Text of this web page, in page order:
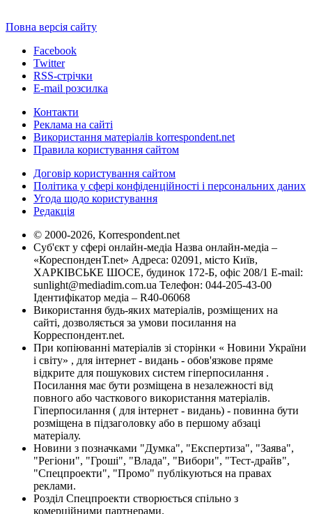
Повна версія сайту
Facebook
Twitter
RSS-стрічки
E-mail розсилка
Контакти
Реклама на сайті
Використання матеріалів korrespondent.net
Правила користування сайтом
Договір користування сайтом
Політика у сфері конфіденційності і персональних даних
Угода щодо користування
Редакція
© 2000-2026, Korrespondent.net
Суб'єкт у сфері онлайн-медіа Назва онлайн-медіа –
«КореспонденТ.net» Адреса: 02091, місто Київ,
ХАРКІВСЬКЕ ШОСЕ, будинок 172-Б, офіс 208/1 E-mail:
sunlight@mediadim.com.ua Телефон: 044-205-43-00
Ідентифікатор медіа – R40-06068
Використання будь-яких матеріалів, розміщених на
сайті, дозволяється за умови посилання на
Корреспондент.net.
При копіюванні матеріалів зі сторінки « Новини України
і світу» , для інтернет - видань - обов'язкове пряме
відкрите для пошукових систем гіперпосилання .
Посилання має бути розміщена в незалежності від
повного або часткового використання матеріалів.
Гіперпосилання ( для інтернет - видань) - повинна бути
розміщена в підзаголовку або в першому абзаці
матеріалу.
Новини з позначками "Думка", "Експертиза", "Заява",
"Регіони", "Гроші", "Влада", "Вибори", "Тест-драйв",
"Спецпроекти", "Промо" публікуються на правах
реклами.
Розділ Спецпроекти створюється спільно з
комерційними партнерами.